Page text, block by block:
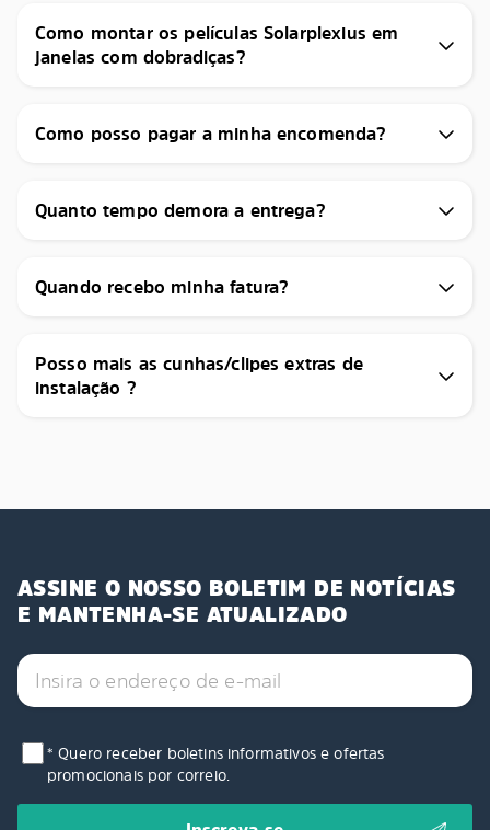
Como montar os películas Solarplexius em
janelas com dobradiças?
Como posso pagar a minha encomenda?
Quanto tempo demora a entrega?
Quando recebo minha fatura?
Posso mais as cunhas/clipes extras de
instalação ?
ASSINE O NOSSO BOLETIM DE NOTÍCIAS
E MANTENHA-SE ATUALIZADO
* Quero receber boletins informativos e ofertas
promocionais por correio.